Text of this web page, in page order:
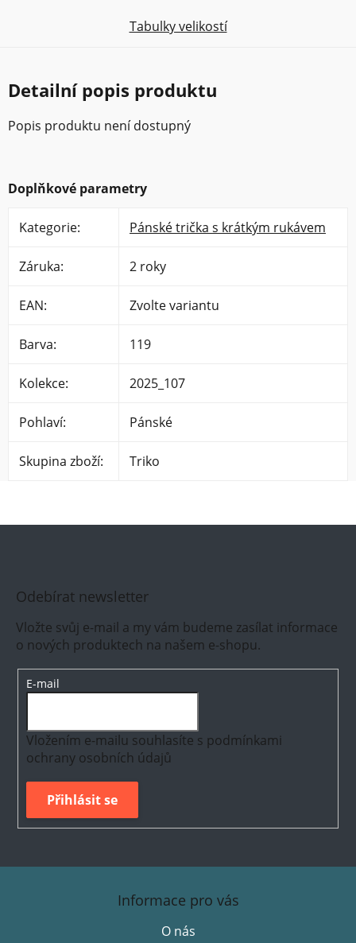
Tabulky velikostí
Detailní popis produktu
Popis produktu není dostupný
Doplňkové parametry
Kategorie: Pánské trička s krátkým rukávem
Záruka: 2 roky
EAN: Zvolte variantu
Barva: 119
Kolekce: 2025_107
Pohlaví: Pánské
Skupina zboží: Triko
Odebírat newsletter
Vložte svůj e-mail a my vám budeme zasílat informace
o nových produktech na našem e-shopu.
E-mail
Vložením e-mailu souhlasíte s podmínkami
ochrany osobních údajů
Přihlásit se
Z
Informace pro vás
O nás